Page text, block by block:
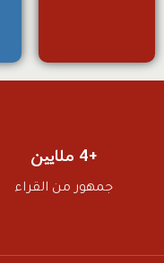
+4 ملايين
جمهور من القراء